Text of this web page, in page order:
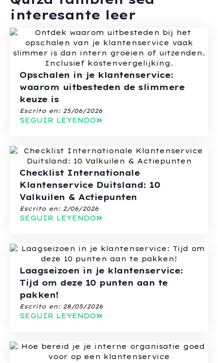
interesante leer
Opschalen in je klantenservice:
waarom uitbesteden de slimmere
keuze is
Escrito en: 25/06/2026
SEGUIR LEYENDO
Checklist Internationale
Klantenservice Duitsland: 10
Valkuilen & Actiepunten
Escrito en: 2/06/2026
SEGUIR LEYENDO
Laagseizoen in je klantenservice:
Tijd om deze 10 punten aan te
pakken!
Escrito en: 28/05/2026
SEGUIR LEYENDO